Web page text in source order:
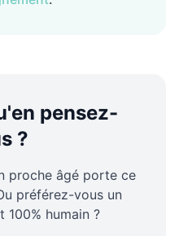
pensez-
?
proche âgé porte ce
préférez-vous un
100% humain ?